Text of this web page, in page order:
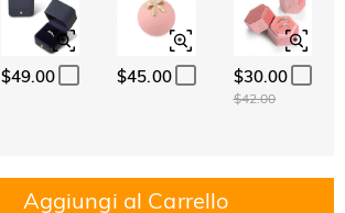
$49.00 $45.00 $30.00
$42.00
Aggiungi al Carrello